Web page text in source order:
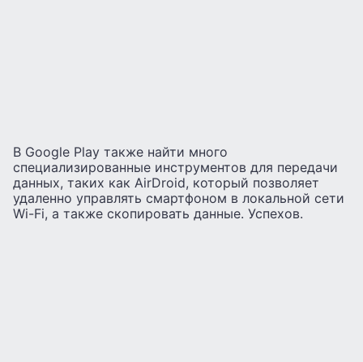
В Google Play также найти много
специализированные инструментов для передачи
данных, таких как AirDroid, который позволяет
удаленно управлять смартфоном в локальной сети
Wi-Fi, а также скопировать данные. Успехов.